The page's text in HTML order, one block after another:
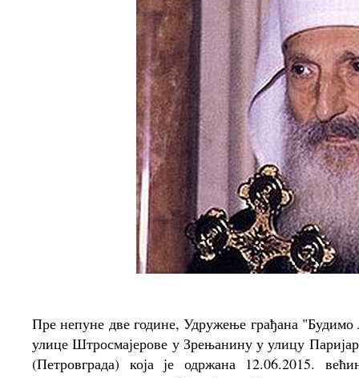
Пре непуне две године, Удружење грађана
улице Штросмајерове у Зрењанину у улицу
(Петровграда) која је одржана 12.06.2015.